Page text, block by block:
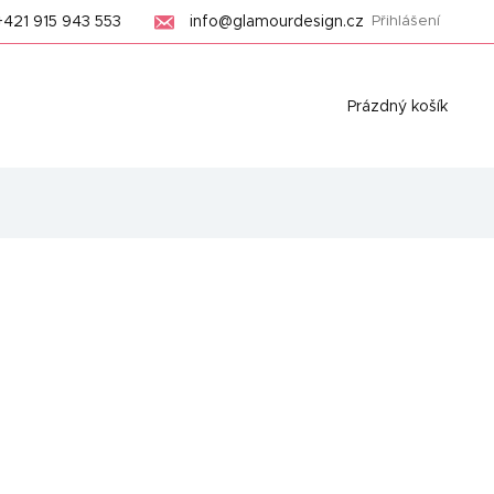
915 943 553 info@glamourdesign.cz Přihlášení
Nákupní
Prázdný košík